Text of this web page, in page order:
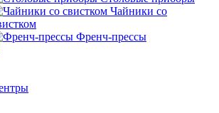
Чайники со
Френч-прессы